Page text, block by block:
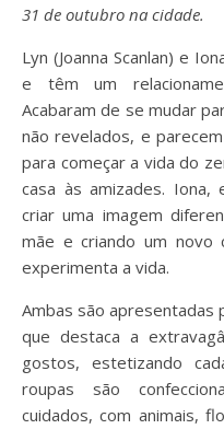
31 de outubro na cidade.
Lyn (Joanna Scanlan) e
e têm um
Acabaram de se mudar
não revelados, e
para começar a vida do
casa às amizades. Iona,
criar uma imagem
mãe e criando um novo
experimenta a vida.
Ambas são apresentadas
que destaca a
gostos, estetizando
roupas são
cuidados, com animais,